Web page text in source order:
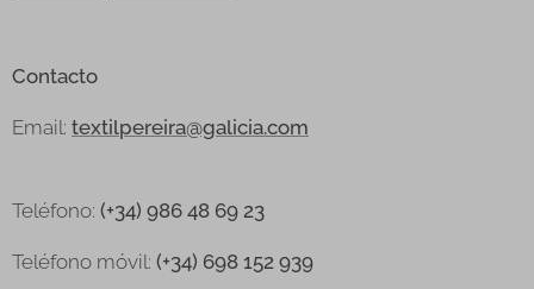
Contacto
Email: textilpereira@galicia.com
Teléfono: (+34) 986 48 69 23
Teléfono móvil: (+34) 698 152 939